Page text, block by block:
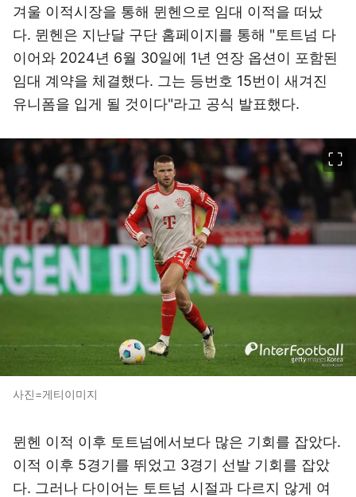
겨울 이적시장을 통해 뮌헨으로 임대 이적을 떠났
다. 뮌헨은 지난달 구단 홈페이지를 통해 "토트넘 다
이어와 2024년 6월 30일에 1년 연장 옵션이 포함된
임대 계약을 체결했다. 그는 등번호 15번이 새겨진
유니폼을 입게 될 것이다"라고 공식 발표했다.
사진=게티이미지
뮌헨 이적 이후 토트넘에서보다 많은 기회를 잡았다.
이적 이후 5경기를 뛰었고 3경기 선발 기회를 잡았
다. 그러나 다이어는 토트넘 시절과 다르지 않게 여